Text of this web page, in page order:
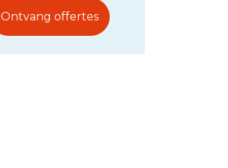
Ontvang offertes